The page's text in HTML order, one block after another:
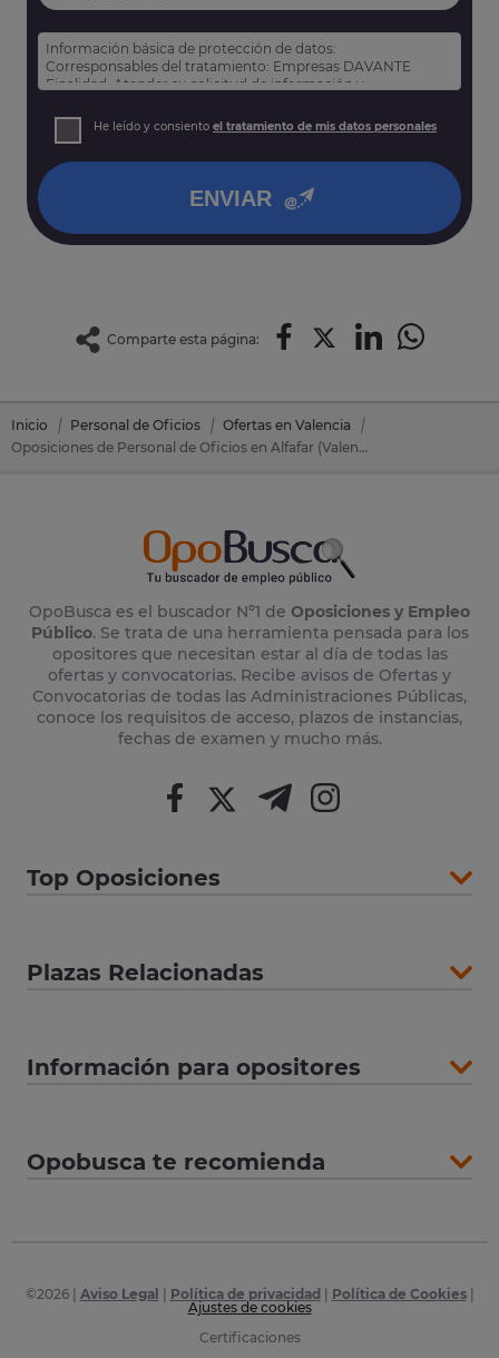
Información básica de protección de datos:
Corresponsables del tratamiento: Empresas DAVANTE
Finalidad: Atender su solicitud de información y
Derechos: Puede acceder, rectificar y suprimir sus datos,
así como otros derechos tal y como se explica en nuestra
He leído y consiento el tratamiento de mis datos personales
ENVIAR
Comparte esta página:
Inicio Personal de Oficios
Ofertas en Valencia
Oposiciones de Personal de Oficios en Alfafar (Valencia)
OpoBusca es el buscador Nº1 de Oposiciones y Empleo
Público. Se trata de una herramienta pensada para los
opositores que necesitan estar al día de todas las
ofertas y convocatorias. Recibe avisos de Ofertas y
Convocatorias de todas las Administraciones Públicas,
conoce los requisitos de acceso, plazos de instancias,
fechas de examen y mucho más.
Top Oposiciones
Plazas Relacionadas
Información para opositores
Opobusca te recomienda
©2026| Aviso Legal Política de privacidad Política de Cookies|
Ajustes de cookies
Certificaciones